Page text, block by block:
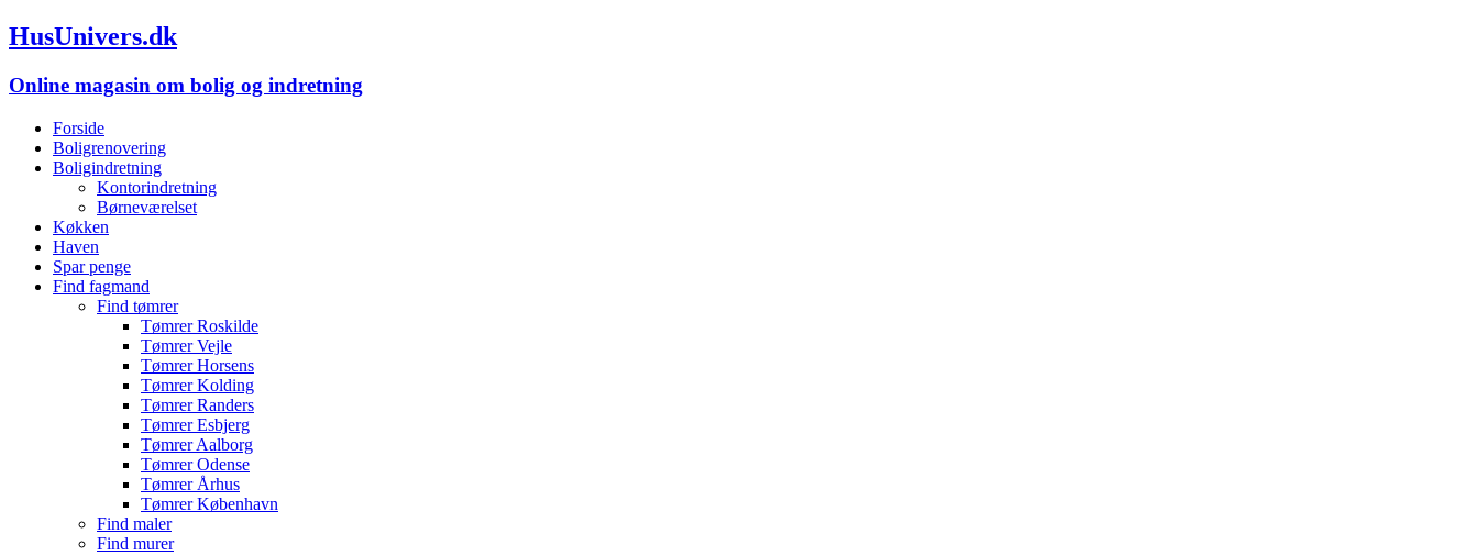
HusUnivers.dk
Online magasin om bolig og indretning
Forside
Boligrenovering
Boligindretning
Kontorindretning
Børneværelset
Køkken
Haven
Spar penge
Find fagmand
Find tømrer
Tømrer Roskilde
Tømrer Vejle
Tømrer Horsens
Tømrer Kolding
Tømrer Randers
Tømrer Esbjerg
Tømrer Aalborg
Tømrer Odense
Tømrer Århus
Tømrer København
Find maler
Find murer